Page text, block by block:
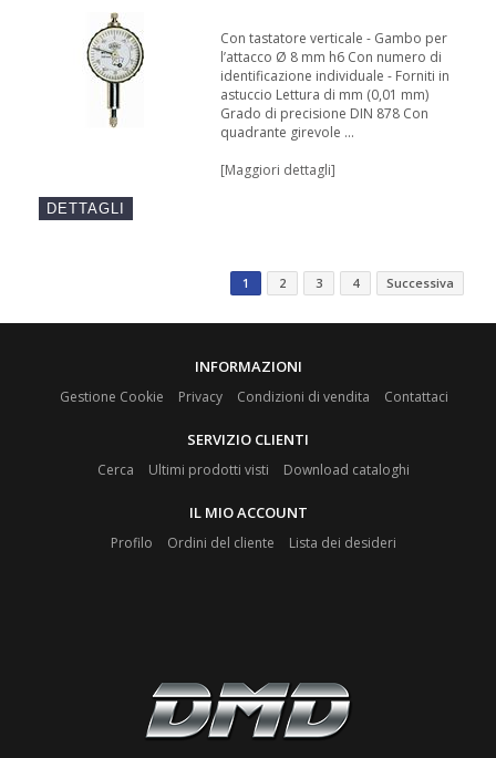
Con tastatore verticale - Gambo per
l’attacco Ø 8 mm h6 Con numero di
identificazione individuale - Forniti in
astuccio Lettura di mm (0,01 mm)
Grado di precisione DIN 878 Con
quadrante girevole ...
[Maggiori dettagli]
1 2 3 4 Successiva
INFORMAZIONI
Gestione Cookie Privacy Condizioni di vendita Contattaci
SERVIZIO CLIENTI
Cerca Ultimi prodotti visti Download cataloghi
IL MIO ACCOUNT
Profilo Ordini del cliente Lista dei desideri